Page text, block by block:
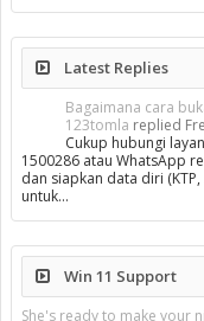
Latest Replies
Bagaimana cara
123tomla replied
Cukup hubungi
1500286 atau WhatsApp
dan siapkan data diri
untuk…
Win 11 Support
She's ready to make your